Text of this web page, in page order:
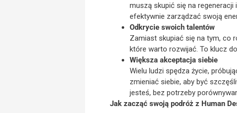
muszą skupić się na regeneracji
efektywnie zarządzać swoją
Odkrycie swoich talentów
Zamiast skupiać się na tym, co
które warto rozwijać. To klucz
Większa akceptacja siebie
Wielu ludzi spędza życie,
zmieniać siebie, aby być
jesteś, bez potrzeby
Jak zacząć swoją podróż z Human